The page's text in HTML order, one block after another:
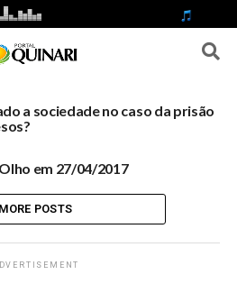
a sociedade no caso da prisão
em 27/04/2017
MORE POSTS